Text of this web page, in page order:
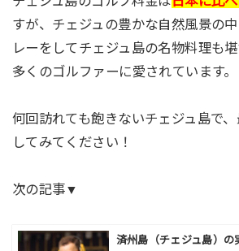
すが、チェジュの豊かな自然風景の
レーをしてチェジュ島の名物料理も
多くのゴルファーに愛されています。
何回訪れても飽きないチェジュ島で
してみてください！
次の記事▼
済州島（チェジュ島）